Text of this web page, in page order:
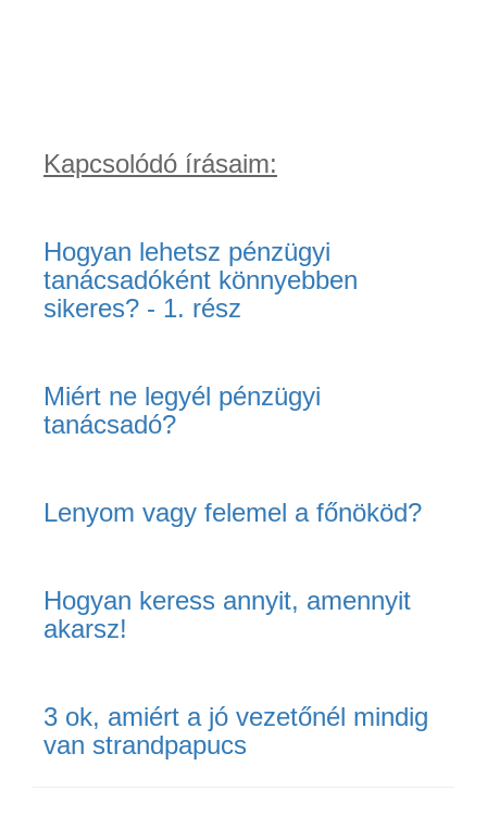
Kapcsolódó írásaim:
Hogyan lehetsz pénzügyi
tanácsadóként könnyebben
sikeres? - 1. rész
Miért ne legyél pénzügyi
tanácsadó?
Lenyom vagy felemel a főnököd?
Hogyan keress annyit, amennyit
akarsz!
3 ok, amiért a jó vezetőnél mindig
van strandpapucs